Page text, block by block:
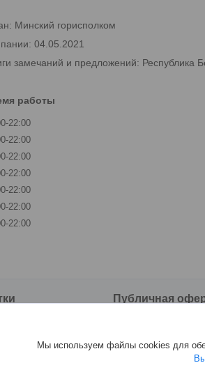
Минский горисполком
04.05.2021
замечаний и предложений: Республика
работы
22:00
22:00
22:00
22:00
22:00
22:00
22:00
Публичная
продаже товаров
Мы используем файлы cookies для